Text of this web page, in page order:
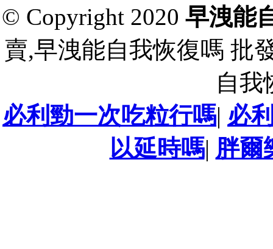
© Copyright 2020 早洩能
賣,早洩能自我恢復嗎 批
自我
必利勁一次吃粒行嗎| 必
以延時嗎| 胖爾